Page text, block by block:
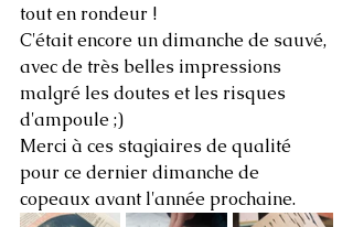
tout en rondeur !
C'était encore un dimanche de sauvé,
avec de très belles impressions
malgré les doutes et les risques
d'ampoule ;)
Merci à ces stagiaires de qualité
pour ce dernier dimanche de
copeaux avant l'année prochaine.